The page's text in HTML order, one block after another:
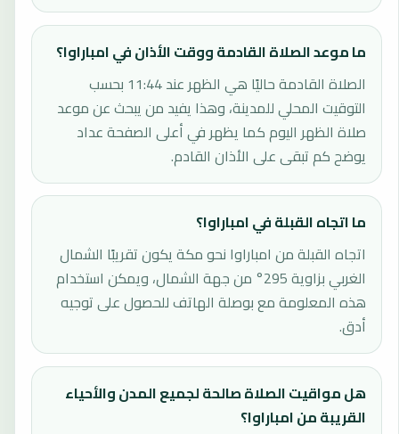
ما موعد الصلاة القادمة ووقت الأذان في امباراوا؟
الصلاة القادمة حاليًا هي الظهر عند 11:44 بحسب
التوقيت المحلي للمدينة، وهذا يفيد من يبحث عن موعد
صلاة الظهر اليوم كما يظهر في أعلى الصفحة عداد
يوضح كم تبقى على الأذان القادم.
ما اتجاه القبلة في امباراوا؟
اتجاه القبلة من امباراوا نحو مكة يكون تقريبًا الشمال
الغربي بزاوية 295° من جهة الشمال، ويمكن استخدام
هذه المعلومة مع بوصلة الهاتف للحصول على توجيه
أدق.
هل مواقيت الصلاة صالحة لجميع المدن والأحياء
القريبة من امباراوا؟